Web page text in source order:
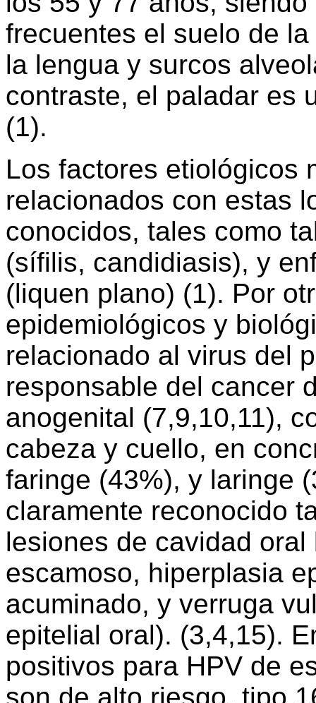
frecuentes el suelo de
la lengua y surcos
contraste, el paladar es
(1).
Los factores etiológicos
relacionados con estas
conocidos, tales como
(sífilis, candidiasis), y
(liquen plano) (1). Por
epidemiológicos y
relacionado al virus del
responsable del cancer
anogenital (7,9,10,11),
cabeza y cuello, en
faringe (43%), y laringe
claramente reconocido
lesiones de cavidad
escamoso, hiperplasia
acuminado, y verruga
epitelial oral). (3,4,15).
positivos para HPV de